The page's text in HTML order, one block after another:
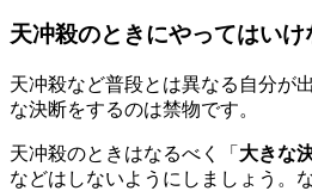
天冲殺のときにやってはいけ
天冲殺など普段とは異なる自分が
な決断をするのは禁物です。
天冲殺のときはなるべく「 大きな
などはしないようにしましょう。